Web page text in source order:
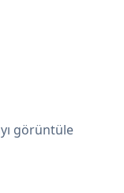
görüntüle